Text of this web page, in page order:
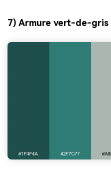
7) Armure vert-de-gris